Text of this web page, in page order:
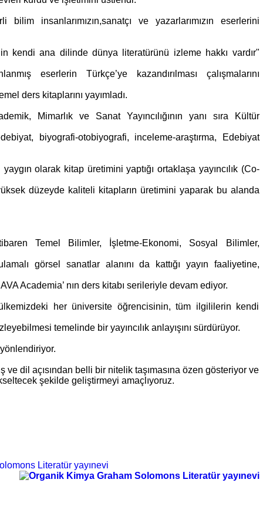
bilim insanlarımızın,sanatçı ve yazarlarımızın eserlerini
kendi ana dilinde dünya literatürünü izleme hakkı vardır"
eserlerin Türkçe’ye kazandırılması çalışmalarını
ders kitaplarını yayımladı.
Mimarlık ve Sanat Yayıncılığının yanı sıra Kültür
biyografi-otobiyografi, inceleme-araştırma, Edebiyat
yaygın olarak kitap üretimini yaptığı ortaklaşa yayıncılık (Co-
düzeyde kaliteli kitapların üretimini yaparak bu alanda
Temel Bilimler, İşletme-Ekonomi, Sosyal Bilimler,
görsel sanatlar alanını da kattığı yayın faaliyetine,
Academia’ nın ders kitabı serileriyle devam ediyor.
ülkemizdeki her üniversite öğrencisinin, tüm ilgililerin kendi
temelinde bir yayıncılık anlayışını sürdürüyor.
yönlendiriyor.
ve dil açısından belli bir nitelik taşımasına özen gösteriyor ve
şekilde geliştirmeyi amaçlıyoruz.